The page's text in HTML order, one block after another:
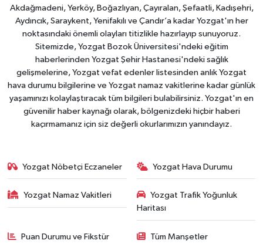
Akdağmadeni, Yerköy, Boğazlıyan, Çayıralan, Şefaatli, Kadışehri,
Aydıncık, Saraykent, Yenifakılı ve Çandır’a kadar Yozgat'ın her
noktasındaki önemli olayları titizlikle hazırlayıp sunuyoruz.
Sitemizde, Yozgat Bozok Üniversitesi'ndeki eğitim
haberlerinden Yozgat Şehir Hastanesi'ndeki sağlık
gelişmelerine, Yozgat vefat edenler listesinden anlık Yozgat
hava durumu bilgilerine ve Yozgat namaz vakitlerine kadar günlük
yaşamınızı kolaylaştıracak tüm bilgileri bulabilirsiniz. Yozgat'ın en
güvenilir haber kaynağı olarak, bölgenizdeki hiçbir haberi
kaçırmamanız için siz değerli okurlarımızın yanındayız.
Yozgat Nöbetçi Eczaneler Yozgat Hava Durumu
Yozgat Namaz Vakitleri
Yozgat Trafik Yoğunluk
Haritası
Puan Durumu ve Fikstür Tüm Manşetler